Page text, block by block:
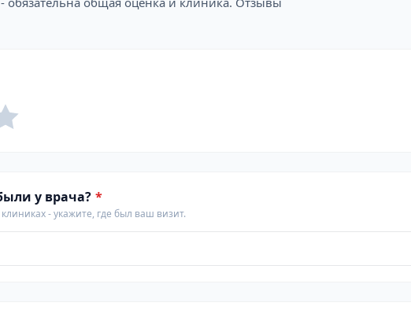
у врача? *
- укажите, где был ваш визит.